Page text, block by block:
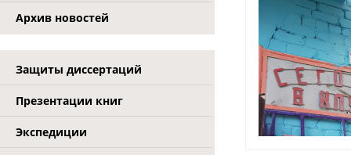
Архив новостей
Защиты диссертаций
Презентации книг
Экспедиции